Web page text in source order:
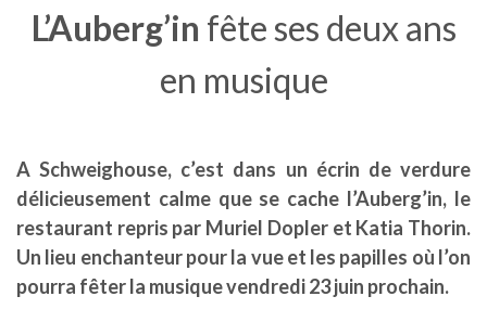
L’Auberg’in fête ses deux ans
en musique
A Schweighouse, c’est dans un écrin de verdure
délicieusement calme que se cache l’Auberg’in, le
restaurant repris par Muriel Dopler et Katia Thorin.
Un lieu enchanteur pour la vue et les papilles où l’on
pourra fêter la musique vendredi 23 juin prochain.